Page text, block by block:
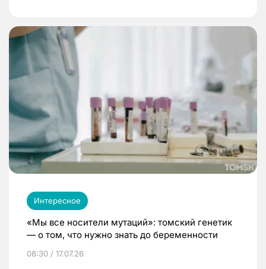
Интересное
«Мы все носители мутаций»: томский генетик
— о том, что нужно знать до беременности
08:30 / 17.07.26